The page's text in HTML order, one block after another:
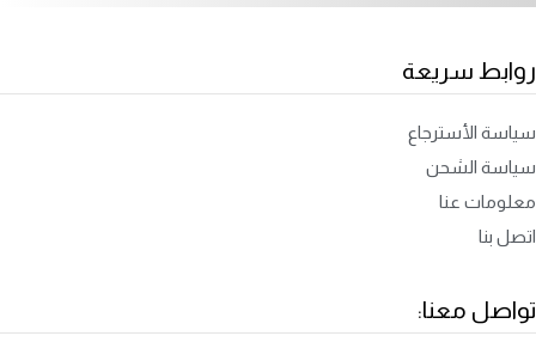
روابط سريعة
سياسة الأسترجاع
سياسة الشحن
معلومات عنا
اتصل بنا
تواصل معنا: